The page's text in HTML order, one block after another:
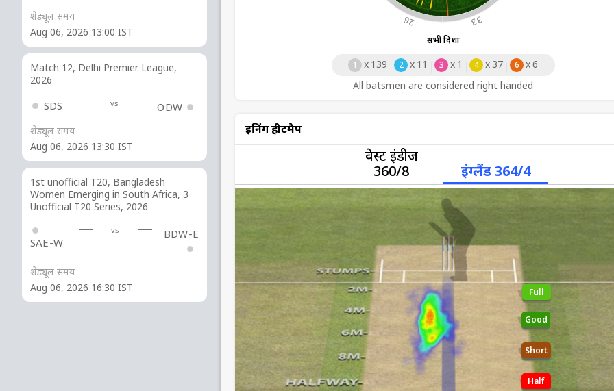
शेड्यूल समय
Aug 06, 2026 13:00 IST
Match 12, Delhi Premier League,
2026
SDS vs ODW
शेड्यूल समय
Aug 06, 2026 13:30 IST
1st unofficial T20, Bangladesh
Women Emerging in South Africa, 3
Unofficial T20 Series, 2026
SAE-W
vs BDW-E
शेड्यूल समय
Aug 06, 2026 16:30 IST
26 33
सभी दिशा
All batsmen are considered right handed
1 x 139 2 x 11 3 x 1 4 x 37 6 x6
इनिंग हीटमैप
वेस्ट इंडीज
360/8
इंग्लैंड 364/4
Full
Good
Short
Half